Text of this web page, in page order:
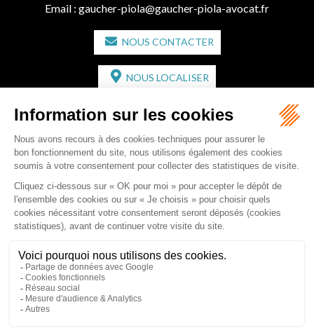
Email : gaucher-piola@gaucher-piola-avocat.fr
NOUS CONTACTER
NOUS LOCALISER
CABINET SECONDAIRE
2 bis Avenue de l'Europe
33350 ST MAGNE-DE-CASTILLON
Tél :05 57 55 87 30 - Fax : 05 57 51 73 64
Email :gaucher-piola@gaucher-piola-avocat.fr
NOUS CONTACTER
NOUS LOCALISER